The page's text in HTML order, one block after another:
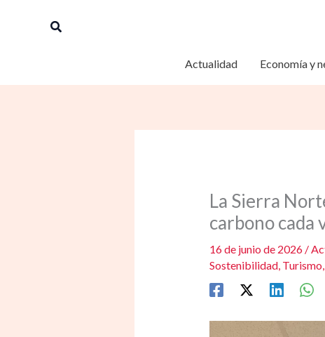
Buscar
Actualidad Economía y
La Sierra
carbono cada
16 de junio de 2026 /
Sostenibilidad, Turismo